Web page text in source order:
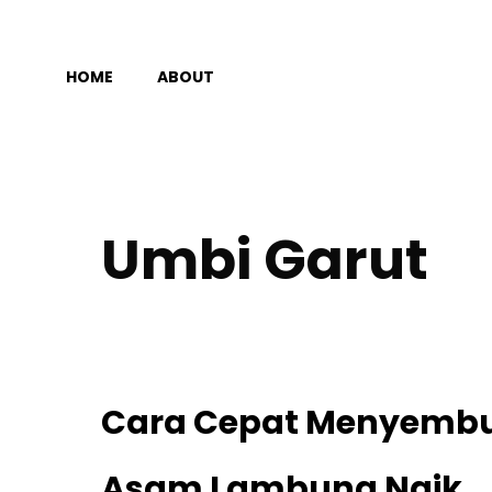
HOME ABOUT
Umbi Garut
Cara Cepat